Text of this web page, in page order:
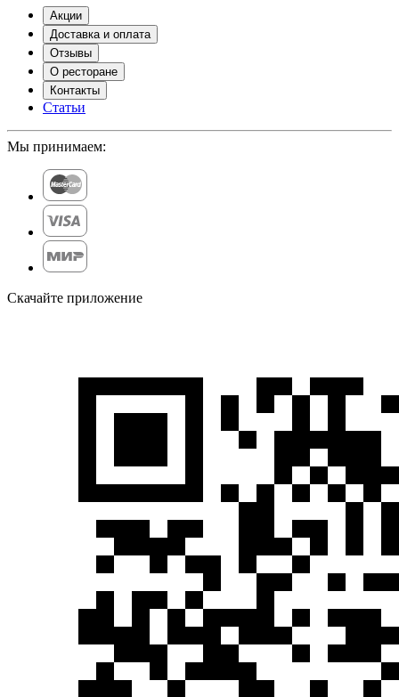
Акции
Доставка и оплата
Отзывы
О ресторане
Контакты
Статьи
Мы принимаем:
Скачайте приложение